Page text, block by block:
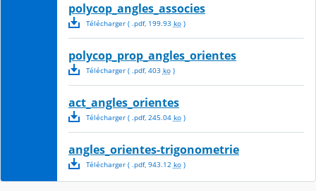
polycop_angles_associes
Télécharger( .pdf, 199.93 ko)
polycop_prop_angles_orientes
Télécharger( .pdf, 403 ko)
act_angles_orientes
Télécharger( .pdf, 245.04 ko)
angles_orientes-trigonometrie
Télécharger( .pdf, 943.12 ko)